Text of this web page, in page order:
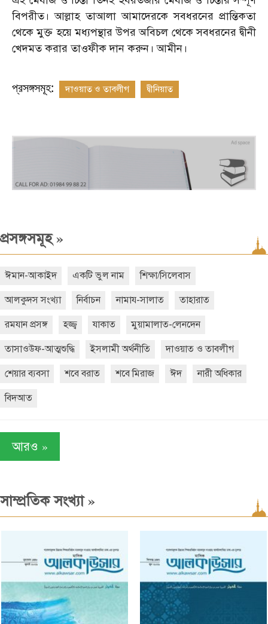
বিপরীত। আল্লাহ তাআলা আমাদেরকে সবধরনের প্রান্তিকতা
থেকে মুক্ত হয়ে মধ্যপন্থার উপর অবিচল থেকে সবধরনের দ্বীনী
খেদমত করার তাওফীক দান করুন। আমীন।
প্রসঙ্গসমূহ: দাওয়াত ও তাবলীগ দ্বীনিয়াত
প্রসঙ্গসমূহ»
ঈমান-আকাইদ একটি ভুল নাম শিক্ষা/সিলেবাস
আলকুদস সংখ্যা নির্বাচন নামায-সালাত তাহারাত
রমযান প্রসঙ্গ হজ্জ্ব যাকাত মুয়ামালাত-লেনদেন
তাসাওউফ-আত্মশুদ্ধি ইসলামী অর্থনীতি দাওয়াত ও তাবলীগ
শেয়ার ব্যবসা শবে বরাত শবে মিরাজ ঈদ নারী অধিকার
বিদআত
আরও »
সাম্প্রতিক সংখ্যা»